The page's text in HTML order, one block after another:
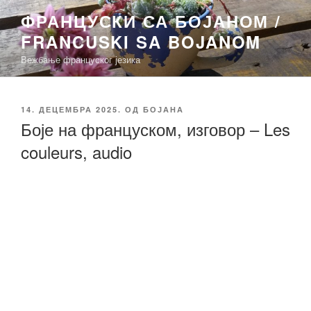
Скочи
на
садржај
ФРАНЦУСКИ СА БОЈАНОМ /
FRANCUSKI SA BOJANOM
Вежбање француског језика
ОБЈАВЉЕНО
14. ДЕЦЕМБРА 2025. ОД БОЈАНА
Боје на француском, изговор – Les
couleurs, audio